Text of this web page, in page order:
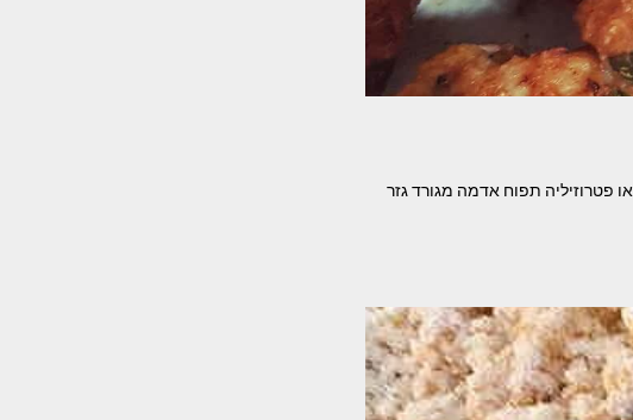
פטרוזיליה תפוח אדמה מגורד גזר